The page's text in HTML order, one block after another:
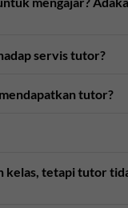
servis tutor?
tutor?
tetapi tutor